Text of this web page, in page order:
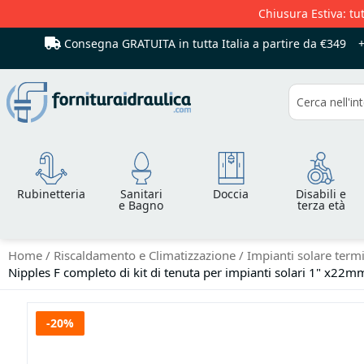
Chiusura Estiva:
Consegna GRATUITA in tutta Italia a partire da €349
Cerca
Rubinetteria Sanitari
e Bagno
Doccia Disabili e
terza età
Home Riscaldamento e Climatizzazione Impianti solare
Nipples F completo di kit di tenuta per impianti solari 1"
Vai
-20%